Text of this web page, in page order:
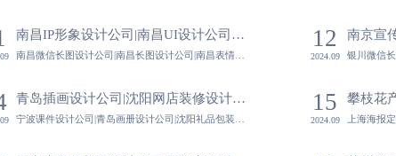
南昌IP形象设计公司|南昌UI设计公司|南昌微信长图设计公司|南昌长图设计公司-蓝橙视觉 12
2024.09
青岛插画设计公司|沈阳网店装修设计|宁波课件设计公司|青岛画册设计公司-蓝橙视觉 15
2024.09